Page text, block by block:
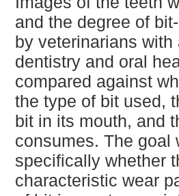
and the degree of
by veterinarians
dentistry and oral
compared against
the type of bit used,
bit in its mouth, and
consumes. The goal
specifically whether
characteristic wear